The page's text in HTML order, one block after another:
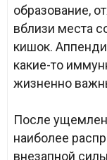
образование,
вблизи места
кишок.
какие-то
жизненно
После
наиболее
внезапной